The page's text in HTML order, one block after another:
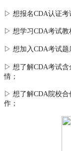
▷ 想报名CDA认证考
▷ 想学习CDA考试教
▷ 想加入 CDA考试题
▷ 想了解CDA考试含
情；
▷ 想了解CDA 院校合
作；